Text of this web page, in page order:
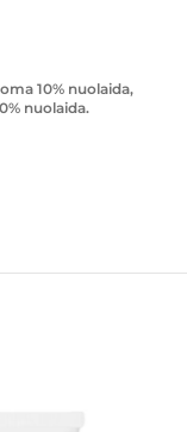
10% nuolaida,
nuolaida.